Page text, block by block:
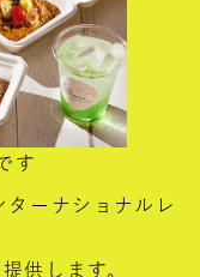
す
ーナショナルレ
供します。